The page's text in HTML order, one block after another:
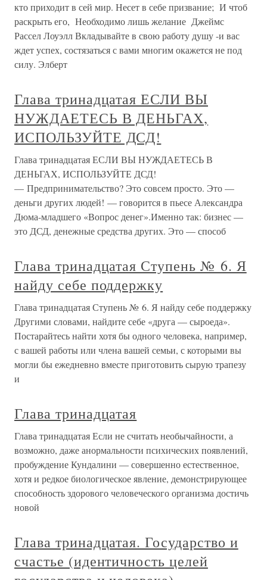
кто приходит в сей мир. Несет в себе призвание; И чтоб
раскрыть его, Необходимо лишь желание Джеймс
Рассел Лоуэлл Вкладывайте в свою работу душу -и вас
ждет успех, состязаться с вами многим окажется не под
силу. Элберт
Глава тринадцатая ЕСЛИ ВЫ
НУЖДАЕТЕСЬ В ДЕНЬГАХ,
ИСПОЛЬЗУЙТЕ ДСД!
Глава тринадцатая ЕСЛИ ВЫ НУЖДАЕТЕСЬ В
ДЕНЬГАХ, ИСПОЛЬЗУЙТЕ ДСД!
— Предпринимательство? Это совсем просто. Это —
деньги других людей! — говорится в пьесе Александра
Дюма-младшего «Вопрос денег».Именно так: бизнес —
это ДСД, денежные средства других. Это — способ
Глава тринадцатая Ступень № 6. Я
найду себе поддержку
Глава тринадцатая Ступень № 6. Я найду себе поддержку
Другими словами, найдите себе «друга — сыроеда».
Постарайтесь найти хотя бы одного человека, например,
с вашей работы или члена вашей семьи, с которыми вы
могли бы ежедневно вместе приготовить сырую трапезу
и
Глава тринадцатая
Глава тринадцатая Если не считать необычайности, а
возможно, даже анормальности психических появлений,
пробуждение Кундалини — совершенно естественное,
хотя и редкое биологическое явление, демонстрирующее
способность здорового человеческого организма достичь
новой
Глава тринадцатая. Государство и
счастье (идентичность целей